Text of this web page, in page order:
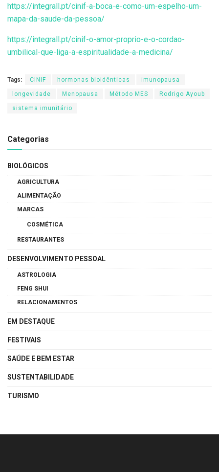
https://integrall.pt/cinif-a-boca-e-como-um-espelho-um-
mapa-da-saude-da-pessoa/
https://integrall.pt/cinif-o-amor-proprio-e-o-cordao-
umbilical-que-liga-a-espiritualidade-a-medicina/
Tags: CINIF hormonas bioidênticas imunopausa
longevidade Menopausa Método MES Rodrigo Ayoub
sistema imunitário
Categorias
BIOLÓGICOS
AGRICULTURA
ALIMENTAÇÃO
MARCAS
COSMÉTICA
RESTAURANTES
DESENVOLVIMENTO PESSOAL
ASTROLOGIA
FENG SHUI
RELACIONAMENTOS
EM DESTAQUE
FESTIVAIS
SAÚDE E BEM ESTAR
SUSTENTABILIDADE
TURISMO